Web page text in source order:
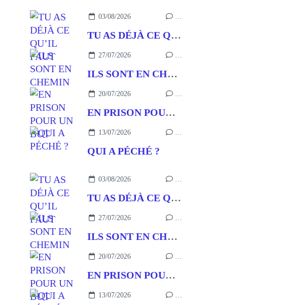
03/08/2026 …
TU AS DÉJÀ CE QU’IL FAUT
27/07/2026 …
ILS SONT EN CHEMIN
20/07/2026 …
EN PRISON POUR UN BUT
13/07/2026 …
QUI A PÉCHÉ ?
03/08/2026 …
TU AS DÉJÀ CE QU’IL FAUT
27/07/2026 …
ILS SONT EN CHEMIN
20/07/2026 …
EN PRISON POUR UN BUT
13/07/2026 …